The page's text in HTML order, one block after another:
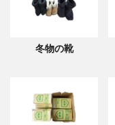
冬物の靴